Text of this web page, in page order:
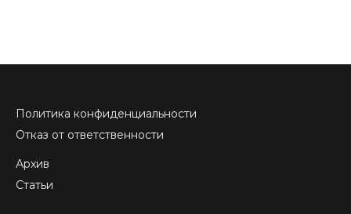
Политика конфиденциальности
Отказ от ответственности
Архив
Статьи